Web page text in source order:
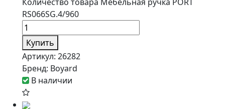
RS066SG.4/960
Купить
Артикул: 26282
Бренд: Boyard
В наличии